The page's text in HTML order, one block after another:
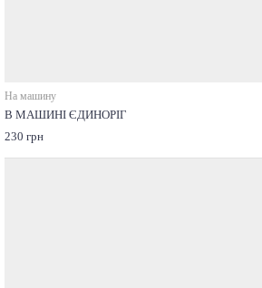
На машину
В МАШИНІ ЄДИНОРІГ
230 грн